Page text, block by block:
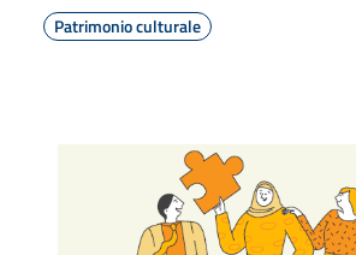
Patrimonio culturale